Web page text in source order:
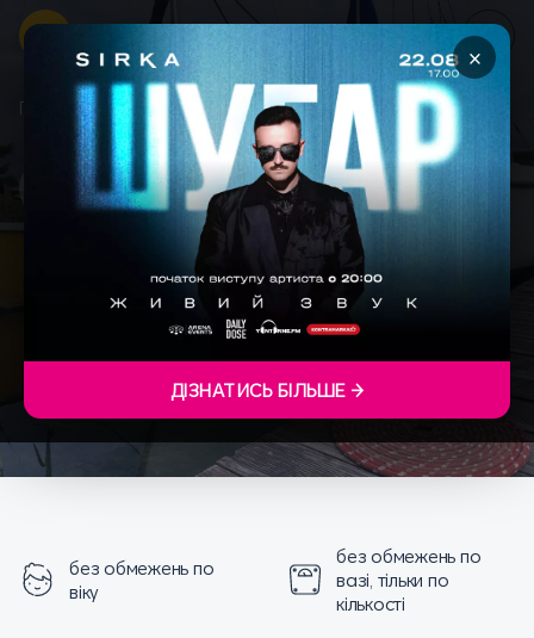
×
ДІЗНАТИСЬ БІЛЬШЕ →
Головна Спорт Прогулянка на яхті Wind Hunters
ПРОГУЛЯНКА НА ЯХТІ WIND
HUNTERS
без обмежень по
віку
без обмежень по
вазі, тільки по
кількості